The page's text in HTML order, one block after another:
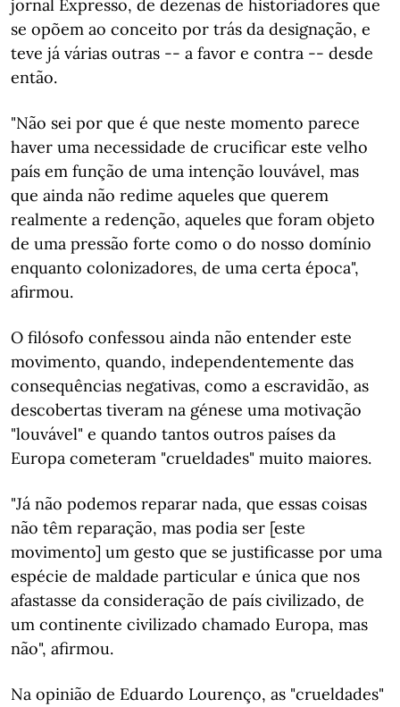
jornal Expresso, de dezenas de historiadores que
se opõem ao conceito por trás da designação, e
teve já várias outras -- a favor e contra -- desde
então.
"Não sei por que é que neste momento parece
haver uma necessidade de crucificar este velho
país em função de uma intenção louvável, mas
que ainda não redime aqueles que querem
realmente a redenção, aqueles que foram objeto
de uma pressão forte como o do nosso domínio
enquanto colonizadores, de uma certa época",
afirmou.
O filósofo confessou ainda não entender este
movimento, quando, independentemente das
consequências negativas, como a escravidão, as
descobertas tiveram na génese uma motivação
"louvável" e quando tantos outros países da
Europa cometeram "crueldades" muito maiores.
"Já não podemos reparar nada, que essas coisas
não têm reparação, mas podia ser [este
movimento] um gesto que se justificasse por uma
espécie de maldade particular e única que nos
afastasse da consideração de país civilizado, de
um continente civilizado chamado Europa, mas
não", afirmou.
Na opinião de Eduardo Lourenço, as "crueldades"